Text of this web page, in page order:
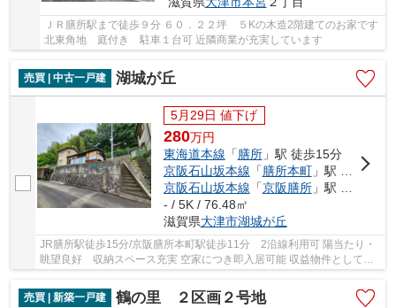
ＪＲ膳所駅まで徒歩９分 ６０．２２坪 ５Kの木造2階建てのお家です
北東角地 庭付き 駐車１台可 近隣商業が充実しています
売買 | 中古一戸建 湖城が丘
5月29日 値下げ
280万円
東海道本線 「膳所」駅 徒歩15分
京阪石山坂本線 「膳所本町」駅 徒歩11分
京阪石山坂本線 「京阪膳所」駅 徒歩15分
- / 5K / 76.48㎡
滋賀県大津市湖城が丘
JR膳所駅徒歩15分/京阪膳所本町駅徒歩11分 2沿線利用可 陽当たり・
眺望良好 収納スペース充実 空家につき即入居可能 収益物件としても
売買 | 新築一戸建
鶴の里 ２区画２号地